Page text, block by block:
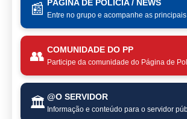
📰 PÁGINA DE POLÍCIA / NEWS
Entre no grupo e acompanhe as
👥 COMUNIDADE DO PP
Participe da comunidade do Página de
🏛️ @O SERVIDOR
Informação e conteúdo para o servidor